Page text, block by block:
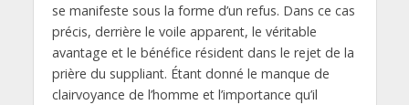
se manifeste sous la forme d’un refus. Dans ce cas
précis, derrière le voile apparent, le véritable
avantage et le bénéfice résident dans le rejet de la
prière du suppliant. Étant donné le manque de
clairvoyance de l’homme et l’importance qu’il